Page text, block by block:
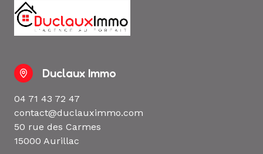
Duclaux Immo
04 71 43 72 47
contact@duclauximmo.com
50 rue des Carmes
15000 Aurillac